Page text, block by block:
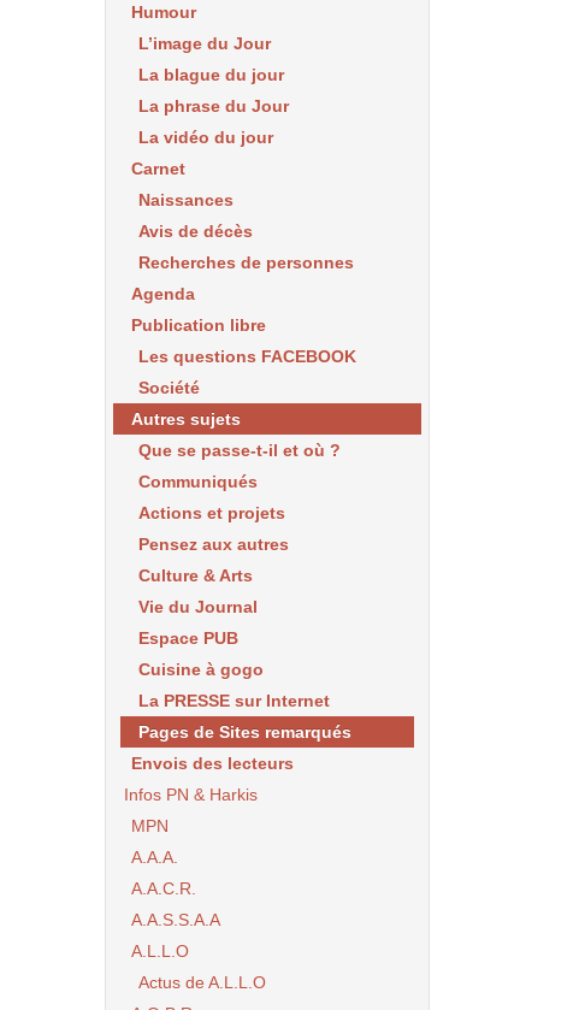
Humour
L’image du Jour
La blague du jour
La phrase du Jour
La vidéo du jour
Carnet
Naissances
Avis de décès
Recherches de personnes
Agenda
Publication libre
Les questions FACEBOOK
Société
Autres sujets
Que se passe-t-il et où ?
Communiqués
Actions et projets
Pensez aux autres
Culture & Arts
Vie du Journal
Espace PUB
Cuisine à gogo
La PRESSE sur Internet
Pages de Sites remarqués
Envois des lecteurs
Infos PN & Harkis
MPN
A.A.A.
A.A.C.R.
A.A.S.S.A.A
A.L.L.O
Actus de A.L.L.O